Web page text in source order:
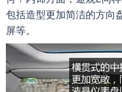
包括造型更加简洁的方向
屏等。